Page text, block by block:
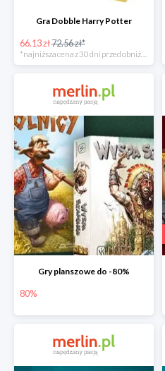
Gra Dobble Harry Potter
66.13 zł72.56 zł*
*najniższa cena z 30 dni przed obniżką
Gry planszowe do -80%
80%